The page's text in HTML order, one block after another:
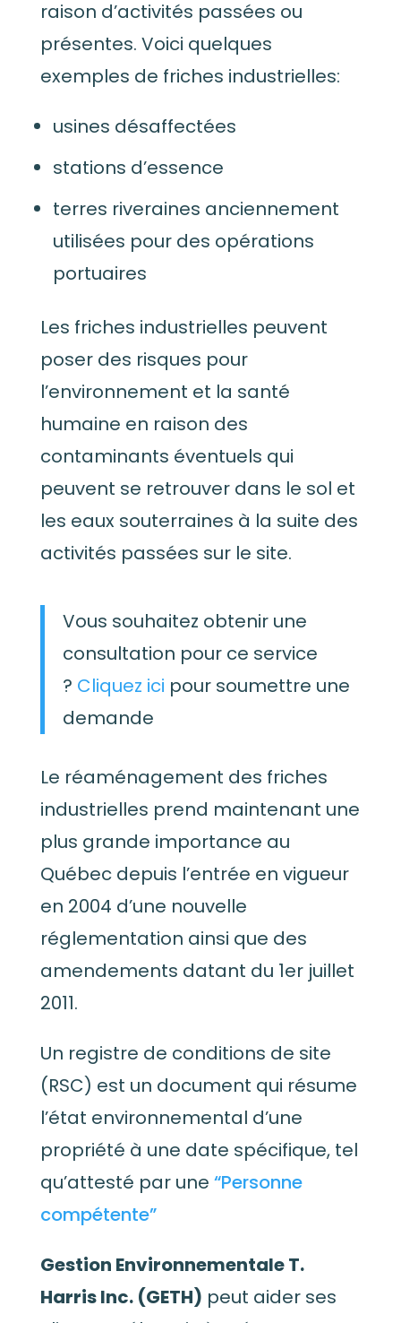
raison d’activités passées ou
présentes. Voici quelques
exemples de friches industrielles:
usines désaffectées
stations d’essence
terres riveraines anciennement
utilisées pour des opérations
portuaires
Les friches industrielles peuvent
poser des risques pour
l’environnement et la santé
humaine en raison des
contaminants éventuels qui
peuvent se retrouver dans le sol et
les eaux souterraines à la suite des
activités passées sur le site.
Vous souhaitez obtenir une
consultation pour ce service
? Cliquez ici pour soumettre une
demande
Le réaménagement des friches
industrielles prend maintenant une
plus grande importance au
Québecdepuis l’entrée en vigueur
en 2004 d’une nouvelle
réglementation ainsi que des
amendements datant du 1er juillet
2011.
Un registre de conditions de site
(RSC) est un document qui résume
l’état environnemental d’une
propriété à une date spécifique, tel
qu’attesté par une “Personne
compétente”
Gestion Environnementale T.
Harris Inc. (GETH) peut aider ses